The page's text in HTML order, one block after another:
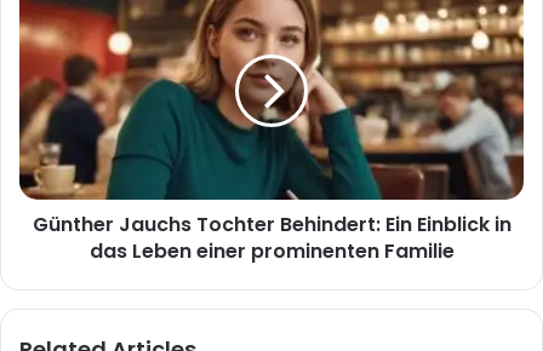
Jauchs
Tochter
Behindert:
Ein
Einblick
in
das
Leben
einer
prominenten
Günther Jauchs Tochter Behindert: Ein Einblick in
das Leben einer prominenten Familie